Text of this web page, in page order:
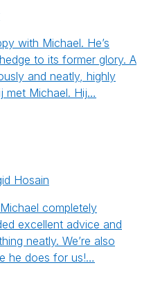
with Michael. He’s
to its former glory. A
and neatly, highly
met Michael. Hij…
Hosain
completely
excellent advice and
neatly. We’re also
he does for us!…